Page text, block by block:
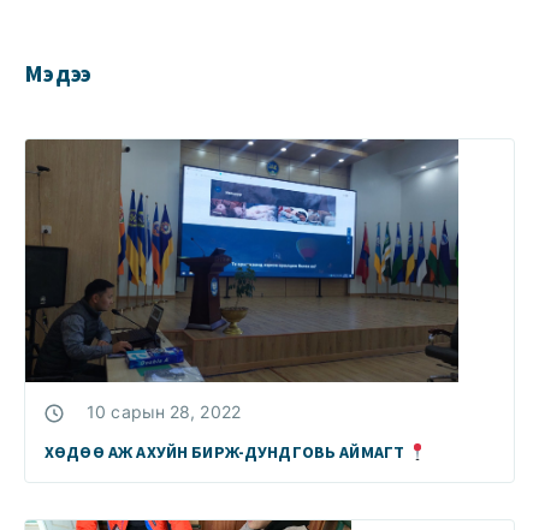
Мэдээ
10 сарын 28, 2022
ХӨДӨӨ АЖ АХУЙН БИРЖ-ДУНДГОВЬ АЙМАГТ